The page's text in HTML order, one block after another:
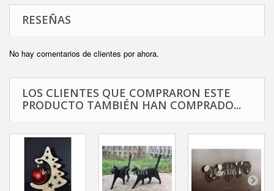
RESEÑAS
No hay comentarios de clientes por ahora.
LOS CLIENTES QUE COMPRARON ESTE
PRODUCTO TAMBIÉN HAN COMPRADO...